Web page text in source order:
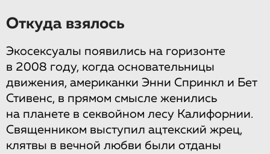
Откуда взялось
Экосексуалы появились на горизонте
в 2008 году, когда основательницы
движения, американки Энни Спринкл и Бет
Стивенс, в прямом смысле женились
на планете в секвойном лесу Калифорнии.
Священником выступил ацтекский жрец,
клятвы в вечной любви были отданы